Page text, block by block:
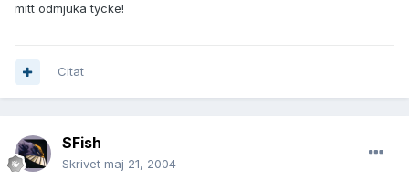
mitt ödmjuka tycke!
Citat
SFish
Skrivet maj 21, 2004